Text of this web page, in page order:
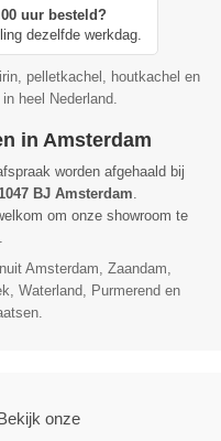
uur besteld?
dezelfde werkdag.
pelletkachel, houtkachel en
heel Nederland.
in Amsterdam
worden afgehaald bij
BJ Amsterdam
om onze showroom te
Amsterdam, Zaandam,
Waterland, Purmerend en
onze